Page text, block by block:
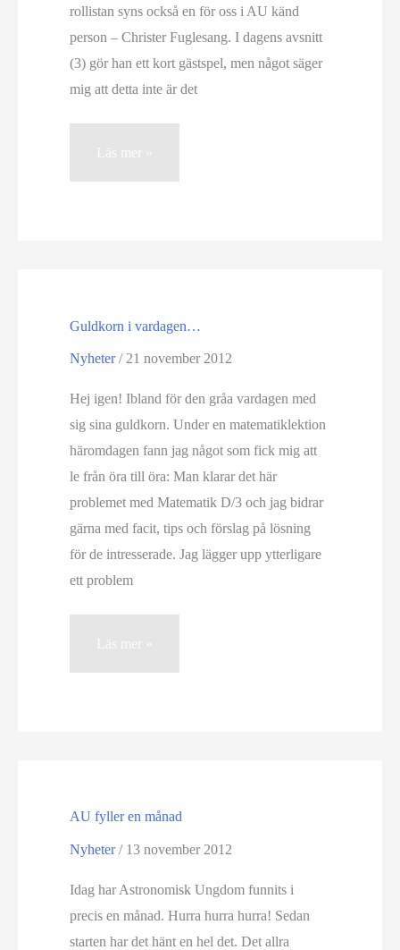
rollistan syns också en för oss i AU känd
person – Christer Fuglesang. I dagens avsnitt
(3) gör han ett kort gästspel, men något säger
mig att detta inte är det
Fuglesang
Läs mer »
Guldkorn i vardagen…
Nyheter/ 21 november 2012
Hej igen! Ibland för den gråa vardagen med
sig sina guldkorn. Under en matematiklektion
häromdagen fann jag något som fick mig att
le från öra till öra: Man klarar det här
problemet med Matematik D/3 och jag bidrar
gärna med facit, tips och förslag på lösning
för de intresserade. Jag lägger upp ytterligare
ett problem
Guldkorn
Läs mer »
AU fyller en månad
Nyheter/ 13 november 2012
Idag har Astronomisk Ungdom funnits i
precis en månad. Hurra hurra hurra! Sedan
starten har det hänt en hel det. Det allra